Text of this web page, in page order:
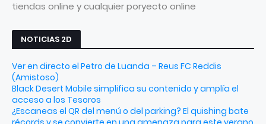
tiendas online y cualquier poryecto online
NOTICIAS 2D
Ver en directo el Petro de Luanda – Reus FC Reddis
(Amistoso)
Black Desert Mobile simplifica su contenido y amplía el
acceso a los Tesoros
¿Escaneas el QR del menú o del parking? El quishing bate